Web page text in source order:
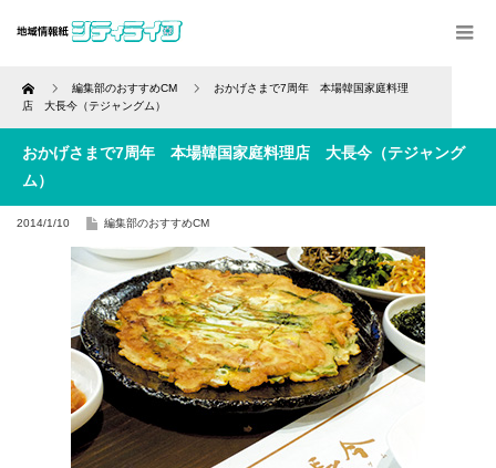
Home 編集部のおすすめCM
おかげさまで7周年 本場韓国家庭料理
店 大長今（テジャングム）
おかげさまで7周年 本場韓国家庭料理店 大長今（テジャング
ム）
2014/1/10 編集部のおすすめCM